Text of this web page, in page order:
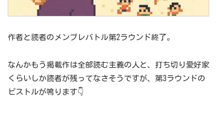
作者と読者のメンブレバトル第2ラウンド終了。
なんかもう掲載作は全部読む主義の人と、打ち切り愛好家
くらいしか読者が残ってなさそうですが、第3ラウンドの
ピストルが鳴ります👇